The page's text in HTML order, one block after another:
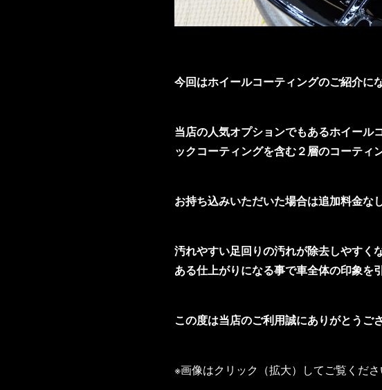
今回はホイールコーティングのご紹介に
当店の人気オプションでもあるホイール
ックコーティングを含む２層のコーティ
お持ち込みいただいた場合は追加料金な
汚れやすい足回りの汚れが除去しやすく
ある仕上がりになる事で車全体の印象を
この度は当店のご利用誠にありがとうご
※画像はクリック（拡大）してご覧くだ